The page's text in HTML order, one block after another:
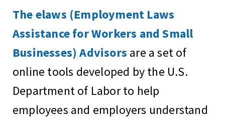
The elaws (Employment Laws
Assistance for Workers and Small
Businesses) Advisors are a set of
online tools developed by the U.S.
Department of Labor to help
employees and employers understand